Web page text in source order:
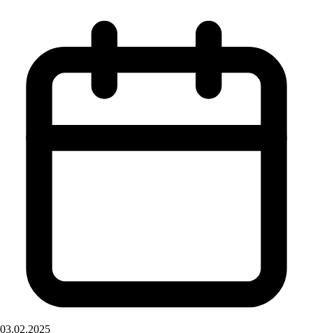
03.02.2025